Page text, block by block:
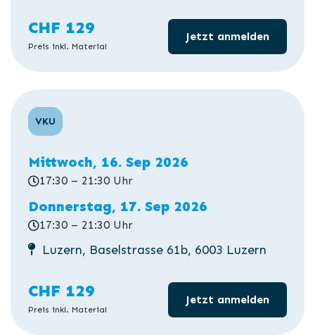
CHF 129
Preis inkl. Material
Jetzt anmelden
VKU
Mittwoch, 16. Sep 2026
17:30 – 21:30 Uhr
Donnerstag, 17. Sep 2026
17:30 – 21:30 Uhr
Luzern, Baselstrasse 61b, 6003 Luzern
CHF 129
Preis inkl. Material
Jetzt anmelden